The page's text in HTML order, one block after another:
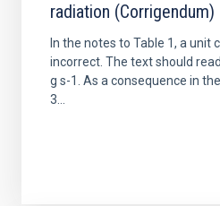
radiation (Corrigendum)
In the notes to Table 1, a unit
incorrect. The text should
g s-1. As a consequence in
3...